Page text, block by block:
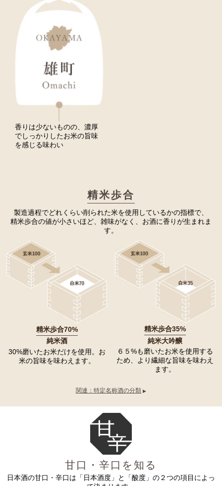
香りは少ないものの、濃厚
でしっかりしたお米の旨味
を感じる味わい
精米歩合
製造過程でどれくらい削られた米を使用しているかの指標で、
精米歩合の値が小さいほど、雑味がなく、お酒に香りが生まれま
す。
精米歩合70%
純米酒
30%磨いたお米だけを使用。 お
米の旨味を味わえます。
精米歩合35%
純米大吟醸
６５%も磨いたお米を使用する
ため、
より繊細な旨味を味わえ
ます。
関連：特定名称酒の分類 ▶
甘口・辛口を知る
日本酒の甘口・辛口は「日本酒度」と「酸度」の２つの項目によっ